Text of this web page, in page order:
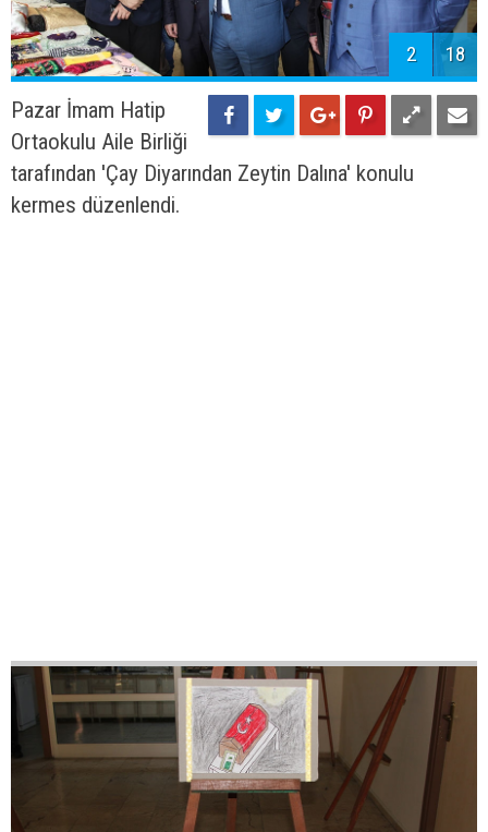
2 18
Pazar İmam Hatip
Ortaokulu Aile Birliği
tarafından 'Çay Diyarından Zeytin Dalına' konulu
kermes düzenlendi.